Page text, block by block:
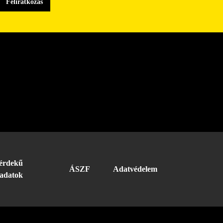
adatok
ÁSZF Adatvédelem